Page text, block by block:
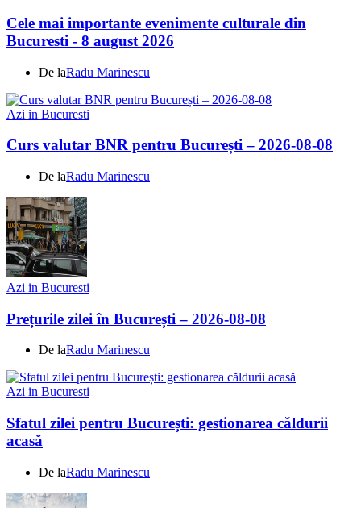
Cele mai importante evenimente culturale din
Bucuresti - 8 august 2026
De laRadu Marinescu
Azi in Bucuresti
Curs valutar BNR pentru București – 2026-08-08
De laRadu Marinescu
Azi in Bucuresti
Prețurile zilei în București – 2026-08-08
De laRadu Marinescu
Azi in Bucuresti
Sfatul zilei pentru București: gestionarea căldurii
acasă
De laRadu Marinescu